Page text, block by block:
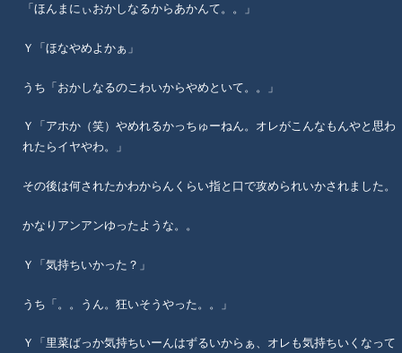
「ほんまにぃおかしなるからあかんて。。」
Ｙ「ほなやめよかぁ」
うち「おかしなるのこわいからやめといて。。」
Ｙ「アホか（笑）やめれるかっちゅーねん。オレがこんなもんやと思わ
れたらイヤやわ。」
その後は何されたかわからんくらい指と口で攻められいかされました。
かなりアンアンゆったような。。
Ｙ「気持ちいかった？」
うち「。。うん。狂いそうやった。。」
Ｙ「里菜ばっか気持ちいーんはずるいからぁ、オレも気持ちいくなって